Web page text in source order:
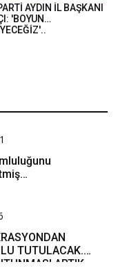
AYDIN İL BAŞKANI
'BOYUN
TUTULACAK.
ARTIK